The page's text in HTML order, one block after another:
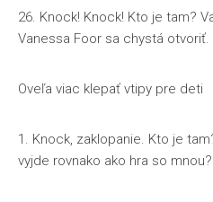
26. Knock! Knock! Kto je tam?
Vanessa Foor sa chystá otvoriť.
Oveľa viac klepať vtipy pre deti
1. Knock, zaklopanie. Kto je
vyjde rovnako ako hra so mnou?